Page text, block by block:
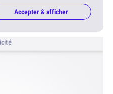
Accepter & afficher